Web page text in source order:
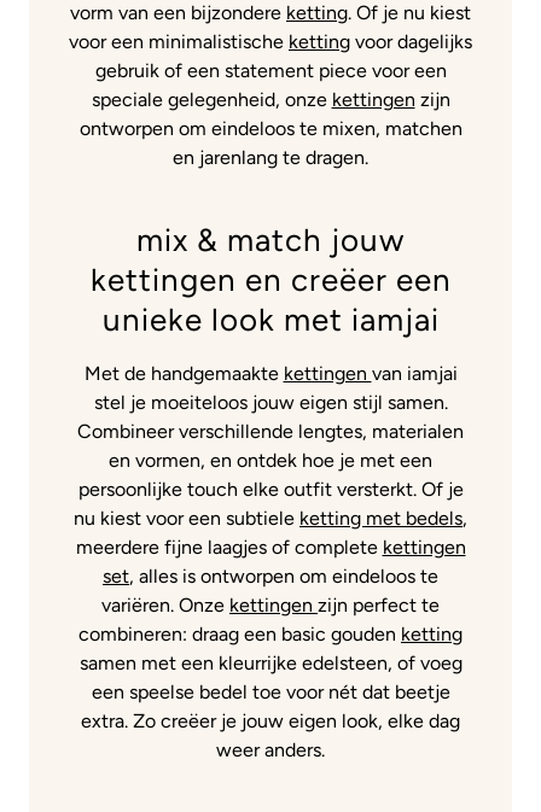
vorm van een bijzondere ketting. Of je nu kiest
voor een minimalistische ketting voor dagelijks
gebruik of een statement piece voor een
speciale gelegenheid, onze kettingen zijn
ontworpen om eindeloos te mixen, matchen
en jarenlang te dragen.
mix & match jouw
kettingen en creëer een
unieke look met iamjai
Met de handgemaakte kettingen van iamjai
stel je moeiteloos jouw eigen stijl samen.
Combineer verschillende lengtes, materialen
en vormen, en ontdek hoe je met een
persoonlijke touch elke outfit versterkt. Of je
nu kiest voor een subtiele ketting met bedels,
meerdere fijne laagjes of complete kettingen
set, alles is ontworpen om eindeloos te
variëren. Onze kettingen zijn perfect te
combineren: draag een basic gouden ketting
samen met een kleurrijke edelsteen, of voeg
een speelse bedel toe voor nét dat beetje
extra. Zo creëer je jouw eigen look, elke dag
weer anders.